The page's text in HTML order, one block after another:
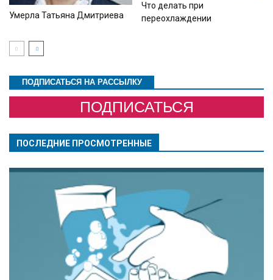
Умерла Татьяна Дмитриева
Что делать при
переохлаждении
ПОДПИСАТЬСЯ НА РАССЫЛКУ
ПОДПИСАТЬСЯ
ПОСЛЕДНИЕ ПРОСМОТРЕННЫЕ